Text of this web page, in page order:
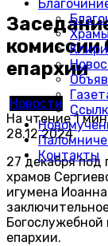
Контакты
комиссии
епархии
Новости
На чтение1 мин
28.12.2024
27 декабря под
храмов
игумена
епархии.